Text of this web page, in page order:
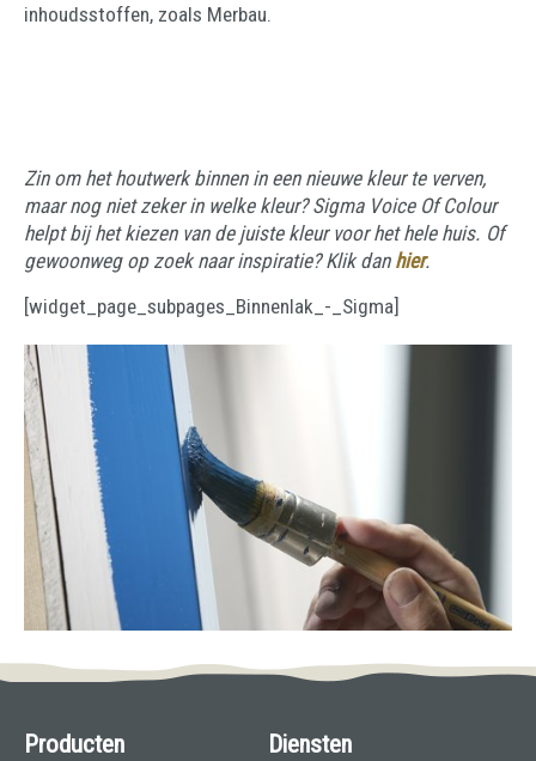
inhoudsstoffen, zoals Merbau.
Zin om het houtwerk binnen in een nieuwe kleur te verven,
maar nog niet zeker in welke kleur? Sigma Voice Of Colour
helpt bij het kiezen van de juiste kleur voor het hele huis. Of
gewoonweg op zoek naar inspiratie? Klik dan hier.
[widget_page_subpages_Binnenlak_-_Sigma]
Producten Diensten